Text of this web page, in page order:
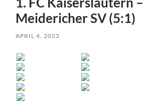
Meidericher SV (5:1)
APRIL 4, 2022